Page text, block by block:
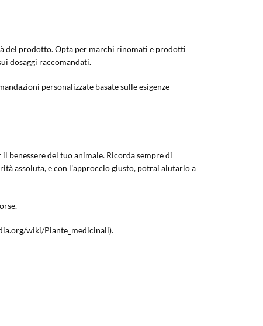
del prodotto. Opta per marchi rinomati e prodotti
dosaggi raccomandati.
personalizzate basate sulle esigenze
benessere del tuo animale. Ricorda sempre di
assoluta, e con l’approccio giusto, potrai aiutarlo a
wiki/Piante_medicinali).